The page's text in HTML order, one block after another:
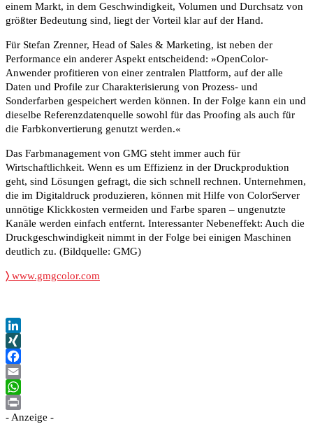
einem Markt, in dem Geschwindigkeit, Volumen und Durchsatz von
größter Bedeutung sind, liegt der Vorteil klar auf der Hand.
Für Stefan Zrenner, Head of Sales & Marketing, ist neben der
Performance ein anderer Aspekt entscheidend: »OpenColor-
Anwender profitieren von einer zentralen Plattform, auf der alle
Daten und Profile zur Charakterisierung von Prozess- und
Sonderfarben gespeichert werden können. In der Folge kann ein und
dieselbe Referenzdatenquelle sowohl für das Proofing als auch für
die Farbkonvertierung genutzt werden.«
Das Farbmanagement von GMG steht immer auch für
Wirtschaftlichkeit. Wenn es um Effizienz in der Druckproduktion
geht, sind Lösungen gefragt, die sich schnell rechnen. Unternehmen,
die im Digitaldruck produzieren, können mit Hilfe von ColorServer
unnötige Klickkosten vermeiden und Farbe sparen – ungenutzte
Kanäle werden einfach entfernt. Interessanter Nebeneffekt: Auch die
Druckgeschwindigkeit nimmt in der Folge bei einigen Maschinen
deutlich zu. (Bildquelle: GMG)
〉 www.gmgcolor.com
LinkedIn
XING
Facebook
Email
WhatsApp
Print
- Anzeige -